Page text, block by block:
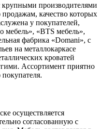
крупными производителями
качество которых
у покупателей,
мебель», «BTS мебель»,
фабрика «Domani», с
на металлокаркасе
кроватей
Ассортимент приятно
осуществляется
согласованную с